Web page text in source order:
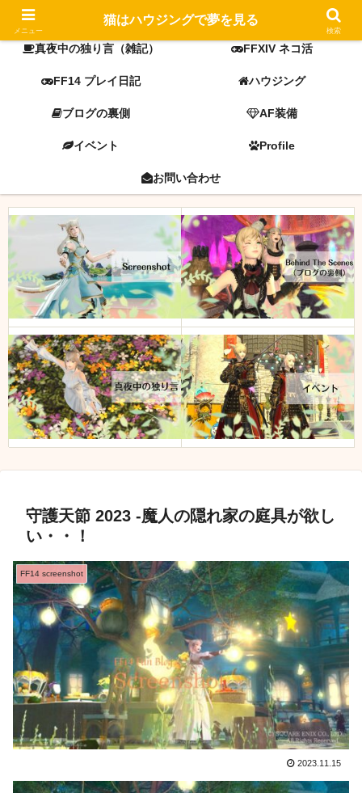
FF14 screenshot ミラプリ
真夜中の独り言（雑記） FFXIV ネコ活
FF14 プレイ日記 ハウジング
ブログの裏側 AF装備
イベント Profile
お問い合わせ
守護天節 2023 -魔人の隠れ家の庭具が欲し
い・・！
FF14 screenshot
2023.11.15
メニュー
猫はハウジングで夢を見る
検索